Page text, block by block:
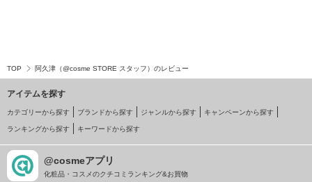
TOP 阿久津（@cosme STORE スタッフ）のレビュー
アイテムを探す
カテゴリーから探す ブランドから探す ジャンルから探す キャンペーンから探す
ランキングから探す キーワードから探す
@cosmeアプリ
化粧品・コスメのクチコミランキング&お買物